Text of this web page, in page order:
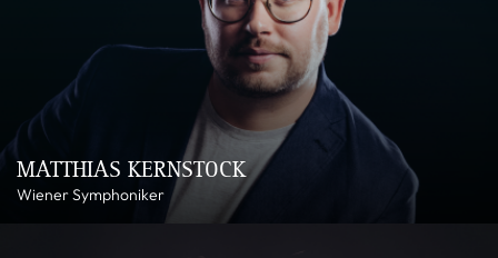
MATTHIAS KERNSTOCK
Wiener Symphoniker